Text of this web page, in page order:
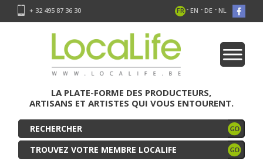
+ 32 495 87 36 30 FR - EN - DE - NL
LA PLATE-FORME DES PRODUCTEURS,
ARTISANS ET ARTISTES QUI VOUS ENTOURENT.
TROUVEZ VOTRE MEMBRE LOCALIFE